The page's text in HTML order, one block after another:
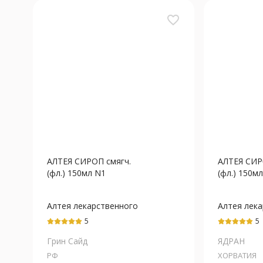
favorite_border
АЛТЕЯ СИРОП смягч.
(фл.) 150мл N1
Алтея лекарственного
корней экстракт
5
Грин Сайд
РФ
АЛТЕЯ
(фл.)
Алтея
корней
5
ЯДРАН
ХОРВАТИЯ